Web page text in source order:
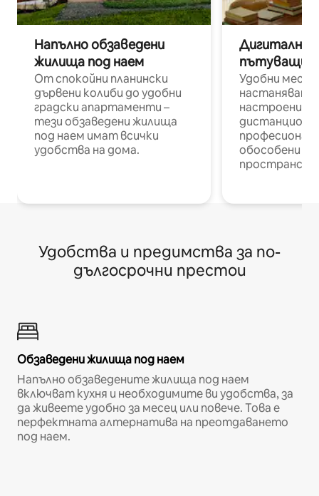
Напълно обзаведени
жилища под наем
От спокойни планински
дървени колиби до удобни
градски апартаменти –
тези обзаведени жилища
под наем имат всички
удобства на дома.
Дигитални
пътуващи
Удобни
настаняване
настроени и
обособени
Удобства и предимства за по-
дългосрочни престои
Обзаведени жилища под наем
Напълно обзаведените жилища под наем
включват кухня и необходимите ви удобства, за
да живеете удобно за месец или повече. Това е
перфектната алтернатива на преотдаването
под наем.